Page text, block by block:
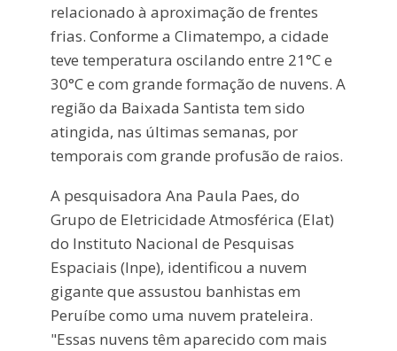
relacionado à aproximação de frentes
frias. Conforme a Climatempo, a cidade
teve temperatura oscilando entre 21°C e
30°C e com grande formação de nuvens. A
região da Baixada Santista tem sido
atingida, nas últimas semanas, por
temporais com grande profusão de raios.
A pesquisadora Ana Paula Paes, do
Grupo de Eletricidade Atmosférica (Elat)
do Instituto Nacional de Pesquisas
Espaciais (Inpe), identificou a nuvem
gigante que assustou banhistas em
Peruíbe como uma nuvem prateleira.
"Essas nuvens têm aparecido com mais